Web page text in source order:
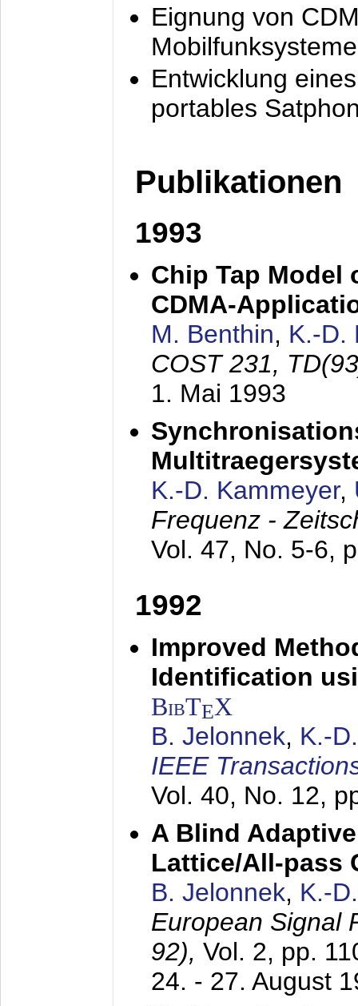
Eignung von
Mobilfunksysteme
Entwicklung
portables
Publikationen
1993
Chip Tap Model
CDMA-
M. Benthin, K.-D.
COST 231,
1. Mai 1993
K.-D. Kammeyer,
Frequenz -
Vol. 47, No. 5-6,
1992
Improved
Identification
BibTEX
B. Jelonnek, K.-
IEEE
Vol. 40, No. 12,
A Blind
Lattice/All-pass
B. Jelonnek, K.-
European Signal
92), Vol. 2, pp.
24. - 27. August